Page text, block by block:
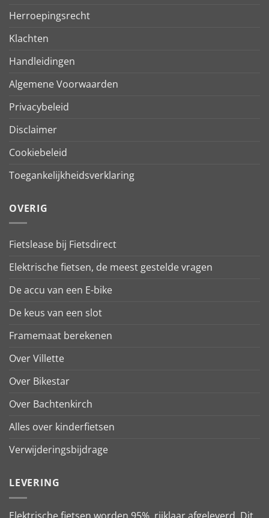
Herroepingsrecht
Klachten
Handleidingen
Algemene Voorwaarden
Privacybeleid
Disclaimer
Cookiebeleid
Toegankelijkheidsverklaring
OVERIG
Fietslease bij Fietsdirect
Elektrische fietsen, de meest gestelde vragen
De accu van een E-bike
De keus van een slot
Framemaat berekenen
Over Villette
Over Bikestar
Over Bachtenkirch
Alles over kinderfietsen
Verwijderingsbijdrage
LEVERING